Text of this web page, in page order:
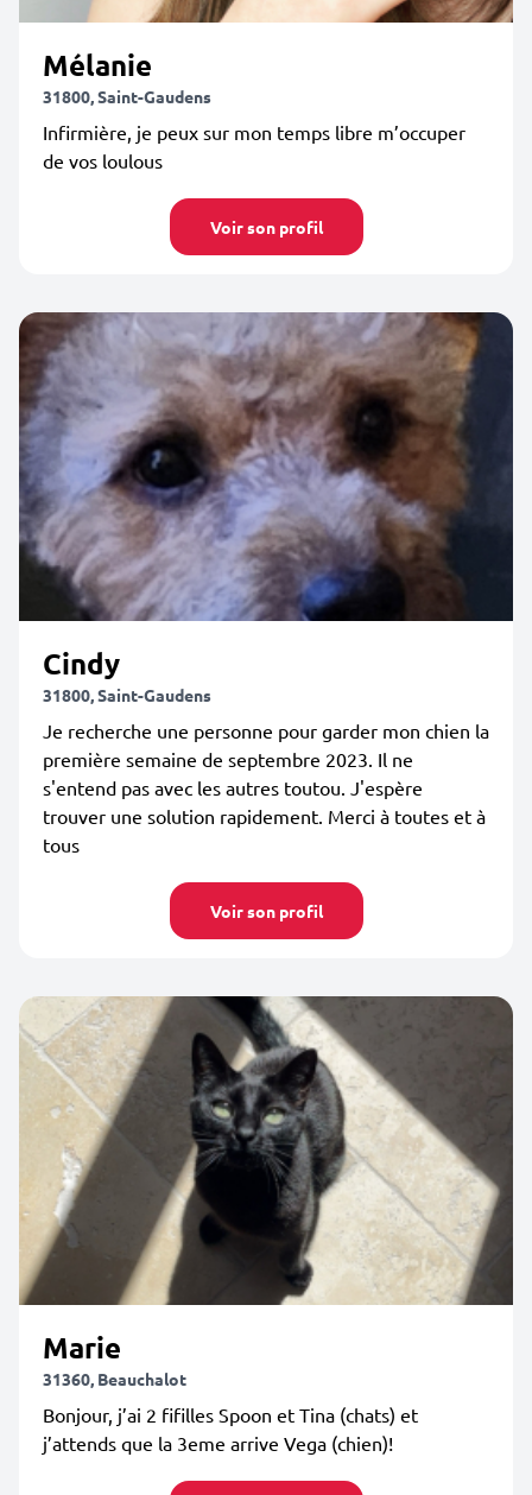
Mélanie
31800, Saint-Gaudens
Infirmière, je peux sur mon temps libre m’occuper
de vos loulous
Voir son profil
Cindy
31800, Saint-Gaudens
Je recherche une personne pour garder mon chien la
première semaine de septembre 2023. Il ne
s'entend pas avec les autres toutou. J'espère
trouver une solution rapidement. Merci à toutes et à
tous
Voir son profil
Marie
31360, Beauchalot
Bonjour, j’ai 2 fifilles Spoon et Tina (chats) et
j’attends que la 3eme arrive Vega (chien)!